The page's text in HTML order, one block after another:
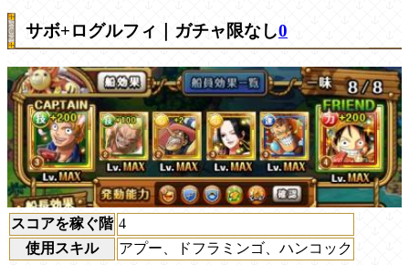
サボ+ログルフィ｜ガチャ限なし0
スコアを稼ぐ階 4
使用スキル
アプー、ドフラミンゴ、ハンコック